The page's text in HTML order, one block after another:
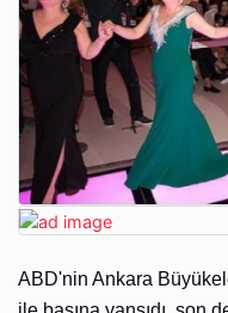
ABD'nin Ankara